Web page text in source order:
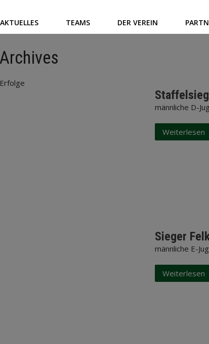
AKTUELLES TEAMS DER VEREIN
Archives
Erfolge
männliche D-
Weiterlesen
Sieger
männliche E-
Weiterlesen